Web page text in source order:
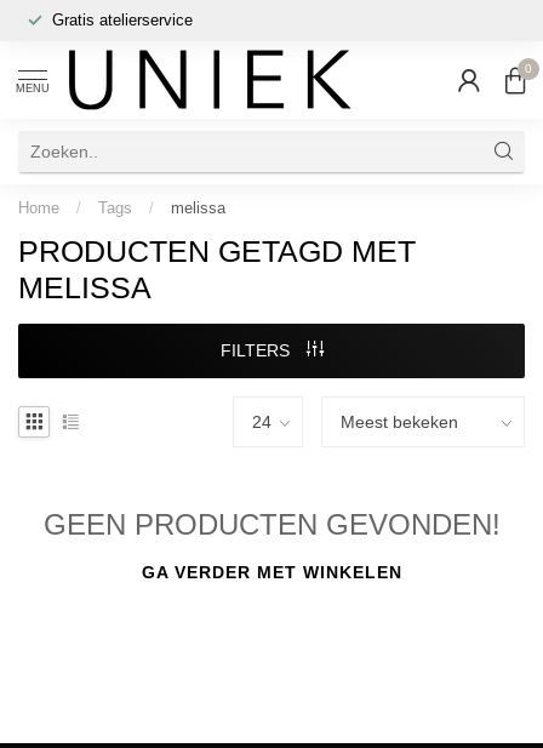
Gratis atelierservice
MENU
0
Home / Tags / melissa
PRODUCTEN GETAGD MET
MELISSA
FILTERS
GEEN PRODUCTEN GEVONDEN!
GA VERDER MET WINKELEN